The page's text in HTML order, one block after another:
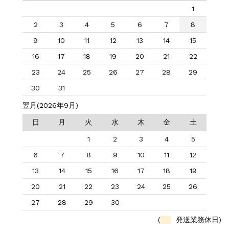
1
2
3 4 5 6 7
8
9
10 11 12 13 14
15
16
17 18 19 20 21
22
23
24 25 26 27 28
29
30
31
翌月(2026年9月)
日 月 火 水 木 金 土
1 2 3 4
5
6
7 8 9 10 11
12
13
14 15 16 17 18
19
20
21 22 23 24 25
26
27
28 29 30
( 発送業務休日)